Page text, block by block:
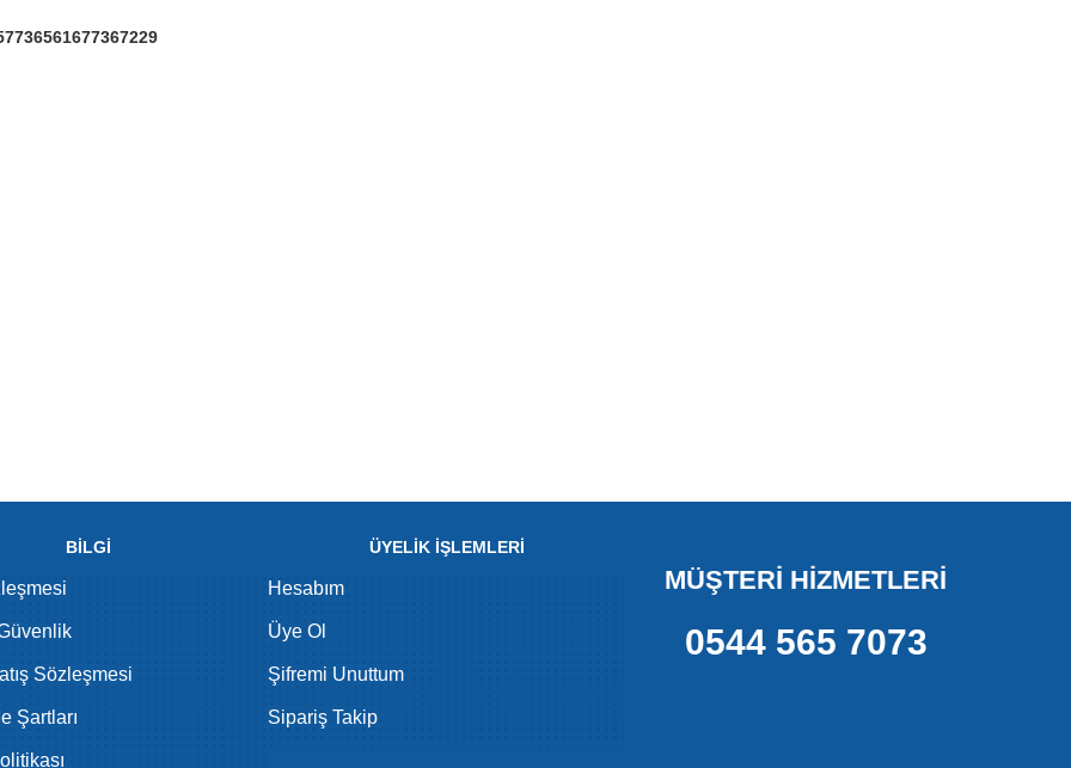
BİLGİ
Sözleşmesi
Şartları
ÜYELİK İŞLEMLERİ
Hesabım
Üye Ol
Şifremi Unuttum
Sipariş Takip
MÜŞTERİ HİZMETLERİ
0544 565 7073